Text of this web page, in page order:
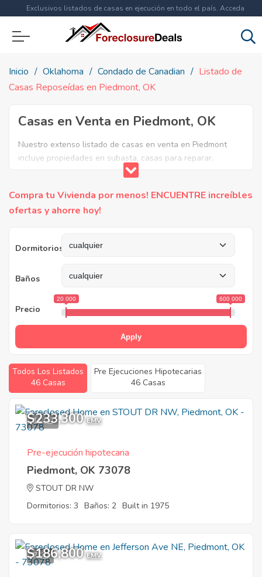
Exclusivos listados de casas en ejecución en todo el país. Acceda
ahora a
Inicio Oklahoma Condado de Canadian
Listado de
Casas Reposeídas en Piedmont, OK
Casas en Venta en Piedmont, OK
Nuestro extenso listado de casas en venta en Piedmont
incluye propiedades en subasta, casas para reparar,
apartamentos reposeidos por el banco, ejecuciones
que necesita y aproveche estas increibles ofertas en Bienes
Raíces en Piedmont, Oklahoma.
Compra tu Vivienda por menos! ENCUENTRE increíbles
ofertas y ahorre hoy!
Dormitorios
Baños
Precio
20 000 600 000
Apply
Todos Los Listados
46 Casas
Pre Ejecuciones Hipotecarias
46 Casas
11
$233,300 EMV
Pre-ejecución hipotecaria
Piedmont, OK 73078
STOUT DR NW
Dormitorios: 3 Baños: 2 Built in 1975
7
$186,800 EMV